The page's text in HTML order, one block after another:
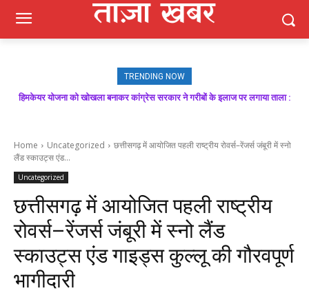
TRENDING NOW
हिमकेयर योजना को खोखला बनाकर कांग्रेस सरकार ने गरीबों के इलाज पर लगाया ताला :
मजबूत बूथ ही भाजपा की जीत की गारंटी, आगामी विधानसभा चुनाव में बूथ प्रबंधन निभाएगा
Home Uncategorized
छत्तीसगढ़ में आयोजित पहली राष्ट्रीय रोवर्स–रेंजर्स जंबूरी में स्नो
लैंड स्काउट्स एंड...
Uncategorized
छत्तीसगढ़ में आयोजित पहली राष्ट्रीय
रोवर्स–रेंजर्स जंबूरी में स्नो लैंड
स्काउट्स एंड गाइड्स कुल्लू की गौरवपूर्ण
भागीदारी